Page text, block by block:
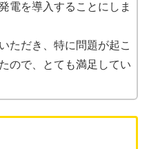
電を導入することにしま
ただき、特に問題が起こ
ので、とても満足してい